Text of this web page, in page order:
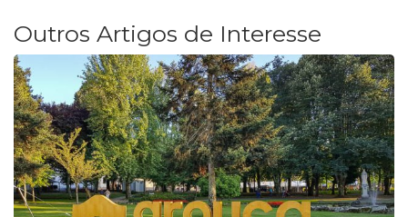
Outros Artigos de Interesse